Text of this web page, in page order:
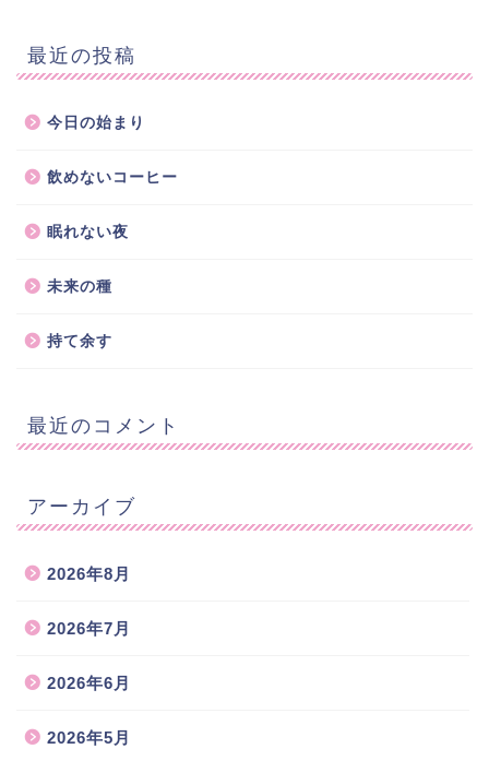
最近の投稿
今日の始まり
飲めないコーヒー
眠れない夜
未来の種
持て余す
最近のコメント
アーカイブ
2026年8月
2026年7月
2026年6月
2026年5月